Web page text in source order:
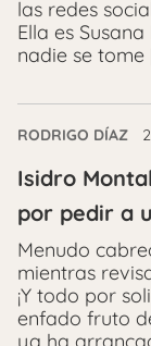
las redes
Ella es
nadie se
RODRIGO DÍAZ
Isidro
por pedir a
Menudo
mientras
¡Y todo por
enfado fruto
ya ha